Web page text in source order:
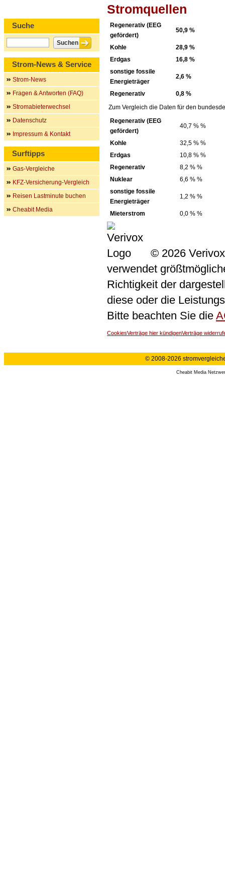
Stromquellen
Regenerativ (EEG
gefördert)
50,9 %
Kohle
28,9 %
Erdgas
16,8 %
sonstige fossile
Energieträger
2,6 %
Regenerativ
0,8 %
Zum Vergleich die Daten für den
Regenerativ (EEG
gefördert)
40,7 % %
Kohle
32,5 % %
Erdgas
10,8 % %
Regenerativ
8,2 % %
Nuklear
6,6 % %
sonstige fossile
Energieträger
1,2 % %
Mieterstrom 0,0 % %
© 2026
verwendet
Richtigkeit der
diese oder die
Bitte beachten Sie die
CookiesVerträge hier kündigenVerträge
Suche
Strom-News & Service
Strom-News
Fragen & Antworten (FAQ)
Stromabieterwechsel
Datenschutz
Impressum & Kontakt
Surftipps
Gas-Vergleiche
KFZ-Versicherung-Vergleich
Reisen Lastminute buchen
Cheabit Media
© 2008-2026
Cheabit Media